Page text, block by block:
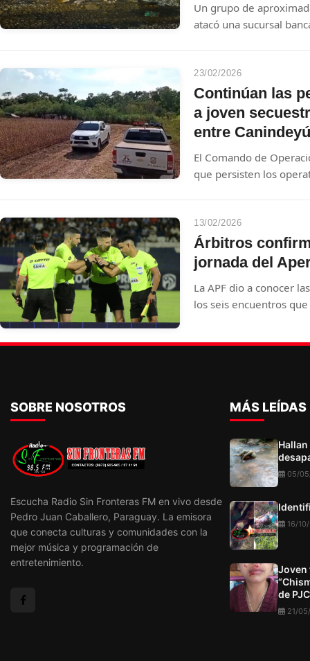
Un grupo de
atacó una sucursal
jueves.
23/02/2026
Continúan las
a joven
entre
El Comando de
que persisten los
novedades
secuestradores.
13/02/2026
Árbitros
jornada del
La APF dio a conocer
los seis encuentros
SOBRE NOSOTROS
Escucha Radio Sin Fronteras FM en vivo desde
Pedro Juan Caballero, Paraguay. La emisora
que conecta culturas y comunidades con la
mejor música y programación de
entretenimiento.
MÁS LEÍDAS
05/
16/
Joven
de PJC
21/